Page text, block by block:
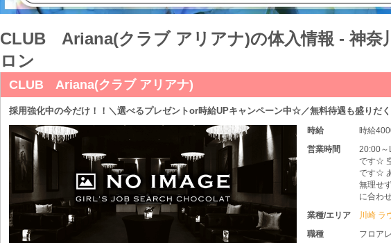
CLUB Ariana(クラブ アリアナ)の体入情報 - 神奈
ロン
CLUB Ariana(クラブ アリアナ)
採用強化中の今だけ！！＼選べるプレゼントor時給UPキャンペーン中☆／無料待遇も盛りだ
時給
時給
営業時間
20:00～
です☆
です☆
無理せ
に合わ
業種/エリア
川崎 ラ
職種
フロア